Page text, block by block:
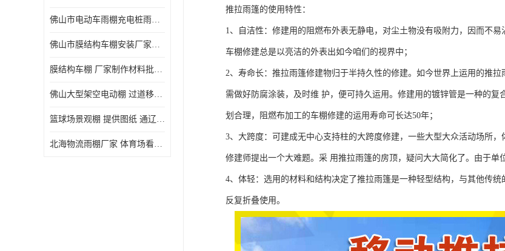
佛山市电动车雨棚充电桩雨棚小区电动车棚
佛山市膜结构车棚安装厂家发货安装
膜结构车棚 厂家制作材料批发安装一体式工厂
佛山大型架空电动棚 过道移动雨蓬 屋轨道悬空棚免费测量
篮球场景观棚 提供图纸 通辽膜结构厂家
北海物流雨棚厂家 体育场看台雨棚 价格优惠
推拉雨篷的使用特性：
1、自洁性：修建用的阻燃布外表无静电，对尘土物没有吸附力，因而不
车棚修建总是以亮洁的外表出如今咱们的视界中；
2、寿命长：推拉雨篷修建物归于半持久性的修建。如今世界上运用的推
需做好防腐涂装，及时维 护，便可持久运用。修建用的镀锌管是一种的
划合理，阻燃布加工的车棚修建的运用寿命可长达50年；
3、大跨度：可建成无中心支持柱的大跨度修建，一些大型大众活动场所
修建师提出一个大难题。采 用推拉雨篷的房顶，疑问大大简化了。由于单
4、体轻：选用的材料和结构决定了推拉雨篷是一种轻型结构，与其他传
反复折叠使用。